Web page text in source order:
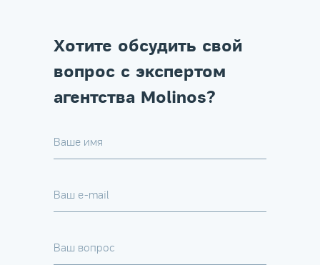
Хотите обсудить свой
вопрос с экспертом
агентства Molinos?
Ваше имя
Ваш e-mail
Ваш вопрос